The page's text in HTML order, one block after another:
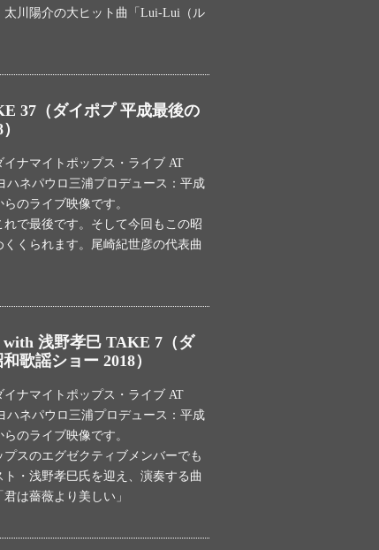
太川陽介の大ヒット曲「Lui-Lui（ル
37（ダイポプ 平成最後の
イナマイトポップス・ライブ AT
ハネパウロ三浦プロデュース：平成
のライブ映像です。
で最後です。そして今回もこの昭
くられます。尾崎紀世彦の代表曲
浅野孝巳 TAKE 7（ダ
歌謡ショー 2018）
イナマイトポップス・ライブ AT
ハネパウロ三浦プロデュース：平成
のライブ映像です。
スのエグゼクティブメンバーでも
・浅野孝巳氏を迎え、演奏する曲
は薔薇より美しい」